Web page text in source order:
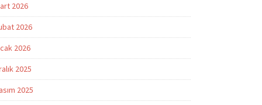
2026
2026
2026
2025
2025